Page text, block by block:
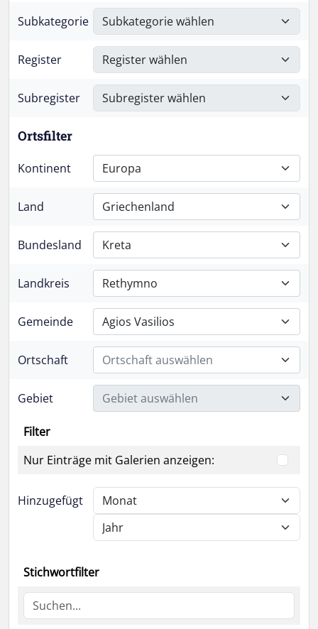
Subkategorie
Register
Subregister
Ortsfilter
Kontinent Europa
Land Griechenland
Bundesland Kreta
Landkreis Rethymno
Gemeinde Agios Vasilios
Ortschaft Ortschaft auswählen
Gebiet Gebiet auswählen
Filter
Nur Einträge mit Galerien anzeigen:
Hinzugefügt
Stichwortfilter